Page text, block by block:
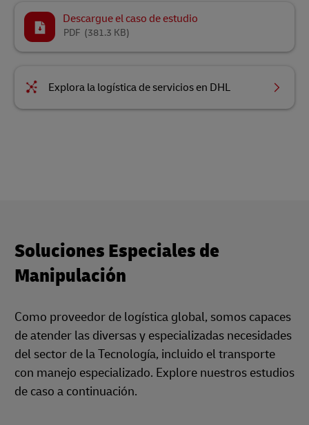
Descargue el caso de estudio
(381.3 KB)
PDF
Explora la logística de servicios en DHL
Soluciones Especiales de
Manipulación
Como proveedor de logística global, somos capaces
de atender las diversas y especializadas necesidades
del sector de la Tecnología, incluido el transporte
con manejo especializado. Explore nuestros estudios
de caso a continuación.